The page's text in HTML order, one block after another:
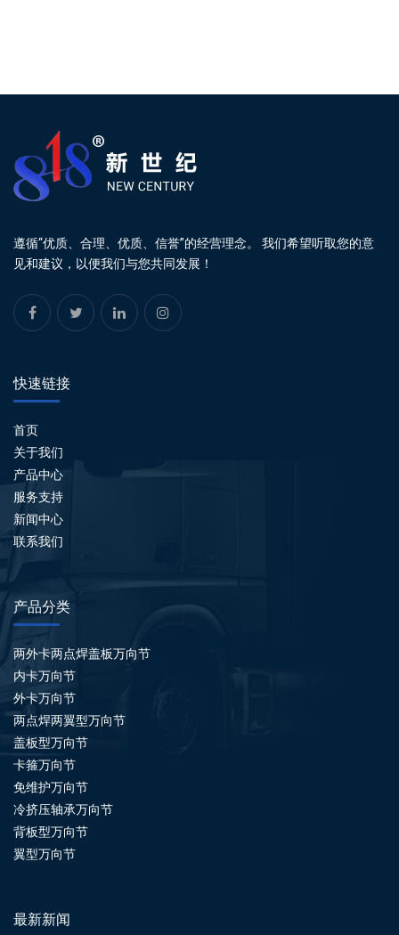
遵循“优质、合理、优质、信誉”的经营理念。 我们希望听取您的意
见和建议，以便我们与您共同发展！
快速链接
首页
关于我们
产品中心
服务支持
新闻中心
联系我们
产品分类
两外卡两点焊盖板万向节
内卡万向节
外卡万向节
两点焊两翼型万向节
盖板型万向节
卡箍万向节
免维护万向节
冷挤压轴承万向节
背板型万向节
翼型万向节
最新新闻